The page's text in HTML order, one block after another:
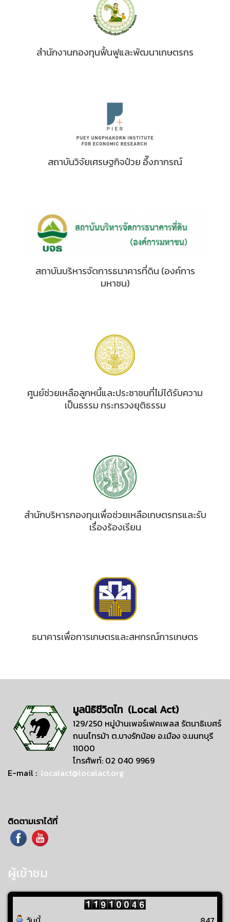
สำนักงานกองทุนฟื้นฟูและพัฒนาเกษตรกร
สถาบันวิจัยเศรษฐกิจป๋วย อึ๊งภากรณ์
สถาบันบริหารจัดการธนาคารที่ดิน (องค์การ
มหาชน)
ศูนย์ช่วยเหลือลูกหนี้และประชาชนที่ไม่ได้รับความ
เป็นธรรม กระทรวงยุติธรรม
สำนักบริหารกองทุนเพื่อช่วยเหลือเกษตรกรและรับ
เรื่องร้องเรียน
ธนาคารเพื่อการเกษตรและสหกรณ์การเกษตร
มูลนิธิชีวิตไท (Local Act)
129/250 หมู่บ้านเพอร์เฟคเพลส รัตนาธิเบศร์
ถนนไทรม้า ต.บางรักน้อย อ.เมือง จ.นนทบุรี
11000
โทรศัพท์: 02 040 9969
E-mail : localact@localact.org
ติดตามเราได้ที่
ผู้เข้าชม